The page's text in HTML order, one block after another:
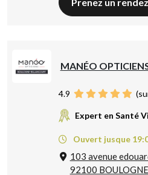
MANÉO
4.9
Expert en Santé
Ouvert jusque
103 avenue
92100